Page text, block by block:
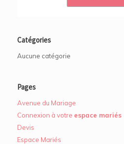
Catégories
Aucune catégorie
Pages
Avenue du Mariage
Connexion à votre espace mariés
Devis
Espace Mariés